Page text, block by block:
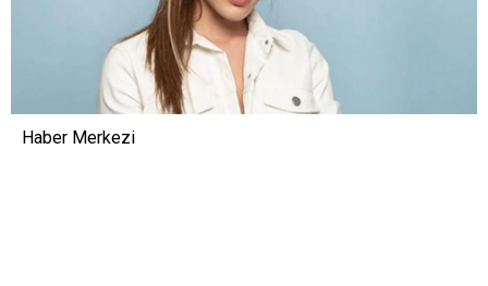
Haber Merkezi